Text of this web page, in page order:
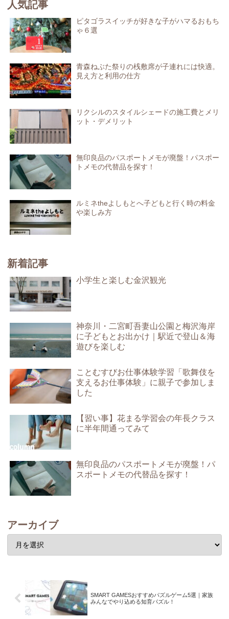
人気記事
ピタゴラスイッチが好きな子がハマるおもち
ゃ６選
青森ねぶた祭りの桟敷席が子連れには快適。
見え方と利用の仕方
リクシルのスタイルシェードの施工費とメリ
ット・デメリット
無印良品のパスポートメモが廃盤！パスポー
トメモの代替品を探す！
ルミネtheよしもとへ子どもと行く時の料金
や楽しみ方
新着記事
小学生と楽しむ金沢観光
神奈川・二宮町吾妻山公園と梅沢海岸
に子どもとお出かけ｜駅近で登山＆海
遊びを楽しむ
ことむすびお仕事体験学習「歌舞伎を
支えるお仕事体験」に親子で参加しま
した
【習い事】花まる学習会の年長クラス
に半年間通ってみて
無印良品のパスポートメモが廃盤！パ
スポートメモの代替品を探す！
アーカイブ
SMART GAMESおすすめパズルゲーム5選｜家族
みんなでやり込める知育パズル！